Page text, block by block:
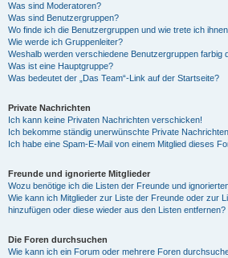
Was sind Moderatoren?
Was sind Benutzergruppen?
Wo finde ich die Benutzergruppen und wie trete ich
Wie werde ich Gruppenleiter?
Weshalb werden verschiedene Benutzergruppen farbig
Was ist eine Hauptgruppe?
Was bedeutet der „Das Team“-Link auf der Startseite?
Private Nachrichten
Ich kann keine Privaten Nachrichten verschicken!
Ich bekomme ständig unerwünschte Private
Ich habe eine Spam-E-Mail von einem Mitglied dieses
Freunde und ignorierte Mitglieder
Wozu benötige ich die Listen der Freunde und
Wie kann ich Mitglieder zur Liste der Freunde oder zur
hinzufügen oder diese wieder aus den Listen entfernen?
Die Foren durchsuchen
Wie kann ich ein Forum oder mehrere Foren